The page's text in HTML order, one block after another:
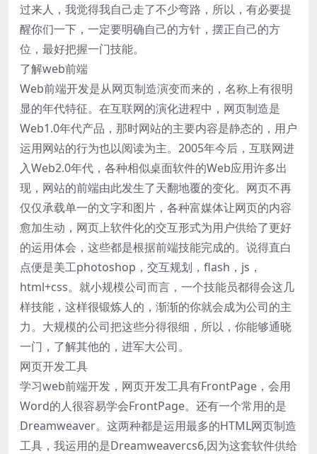
过来人，我觉得我自己走了不少弯路，所以，有必要提
醒你们一下，一定要明确自己的方针，摆正自己的方
位，最好把握一门技能。
了解web前端
Web前端开发是从网页制造演变而来的，名称上有很明
显的年代特征。在互联网的演化进程中，网页制造是
Web1.0年代产品，那时网站的主要内容是静态的，用户
运用网站的行为也以阅读为主。2005年今后，互联网进
入Web2.0年代，各种相似桌面软件的Web应用许多出
现，网站的前端由此发生了天翻地覆的变化。网页不再
仅仅承载单一的文字和图片，各种富媒体让网页的内容
愈加生动，网页上软件化的交互形式为用户供给了更好
的运用体会，这些都是根据前端技能完成的。说得直白
点便是美工photoshop，交互规划，flash，js，
html+css。就小规模公司而言，一个技能员都得会这几
样技能，这样很锻炼人的，渐渐的你就会成为公司的主
力。大规模的公司把这些分得很细，所以，你能够通晓
一门，了解其他的，进军大公司。
网页开发工具
学习web前端开发，网页开发工具有FrontPage，会用
Word的人很容易学会FrontPage。还有一个常用的是
Dreamweaver。这两种都是运用最多的HTML网页制造
工具，我运用的是Dreamweavercs6,因为这套软件供给